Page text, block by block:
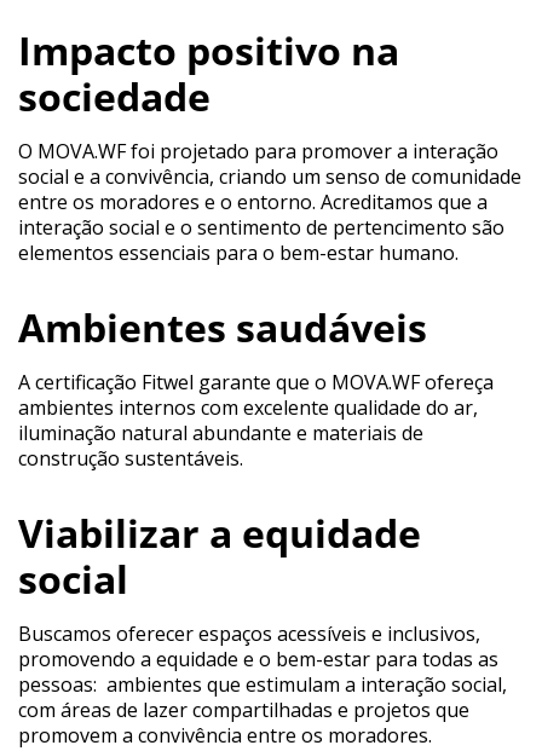
Impacto positivo na
sociedade
O MOVA.WF foi projetado para promover a interação
social e a convivência, criando um senso de comunidade
entre os moradores e o entorno. Acreditamos que a
interação social e o sentimento de pertencimento são
elementos essenciais para o bem-estar humano.
Ambientes saudáveis
A certificação Fitwel garante que o MOVA.WF ofereça
ambientes internos com excelente qualidade do ar,
iluminação natural abundante e materiais de
construção sustentáveis.
Viabilizar a equidade
social
Buscamos oferecer espaços acessíveis e inclusivos,
promovendo a equidade e o bem-estar para todas as
pessoas: ambientes que estimulam a interação social,
com áreas de lazer compartilhadas e projetos que
promovem a convivência entre os moradores.